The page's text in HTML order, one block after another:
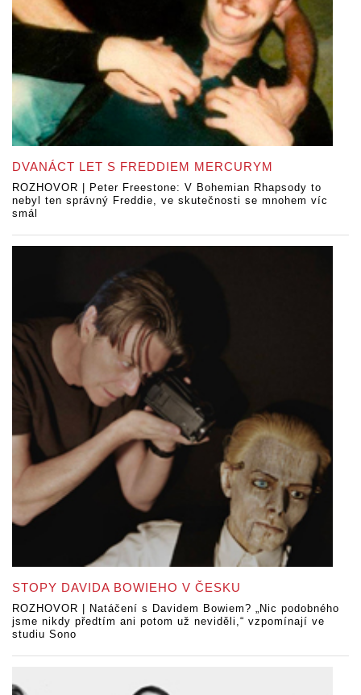
DVANÁCT LET S FREDDIEM MERCURYM
ROZHOVOR | Peter Freestone: V Bohemian Rhapsody to
nebyl ten správný Freddie, ve skutečnosti se mnohem víc
smál
STOPY DAVIDA BOWIEHO V ČESKU
ROZHOVOR | Natáčení s Davidem Bowiem? „Nic podobného
jsme nikdy předtím ani potom už neviděli,“ vzpomínají ve
studiu Sono